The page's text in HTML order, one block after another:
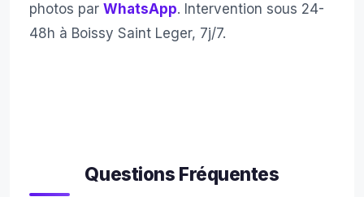
photos par WhatsApp. Intervention sous 24-
48h à Boissy Saint Leger, 7j/7.
Questions Fréquentes